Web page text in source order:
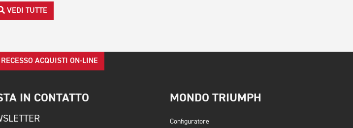
VEDI TUTTE
RECESSO ACQUISTI ON-LINE
IN CONTATTO MONDO TRIUMPH
Configuratore